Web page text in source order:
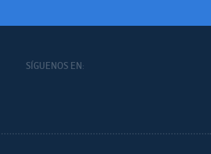
SÍGUENOS EN: